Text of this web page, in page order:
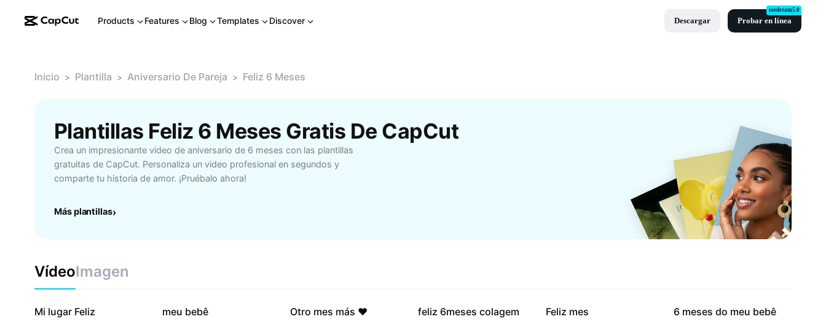
Products Features Blog Templates Discover Descargar Probar en línea
seedream5.0
Inicio > Plantilla > Aniversario De Pareja > Feliz 6 Meses
Plantillas Feliz 6 Meses Gratis De CapCut
Crea un impresionante video de aniversario de 6 meses con las plantillas
gratuitas de CapCut. Personaliza un video profesional en segundos y
comparte tu historia de amor. ¡Pruébalo ahora!
Más plantillas›
VídeoImagen
1,8 M
Mi lugar Feliz 795,5 mil
meu bebê 269,7 mil
Otro mes más ❤️ 20,8 mil
feliz 6meses colagem 15,8 mil
Feliz mes 14,8 mil
6 meses do meu bebê